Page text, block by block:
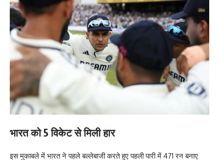
भारत को 5 विकेट से मिली हार
इस मुकाबले में भारत ने पहले बल्लेबाजी करते हुए पहली पारी में 471 रन बनाए